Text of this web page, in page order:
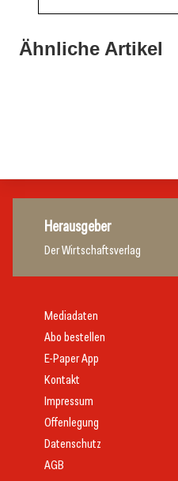
Ähnliche Artikel
Land Steiermark startet
Herausgeber
Der Wirtschaftsverlag
Mediadaten
Abo bestellen
E-Paper App
Kontakt
Impressum
Offenlegung
Datenschutz
AGB